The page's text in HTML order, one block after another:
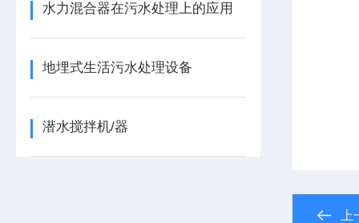
水力混合器在污水处理上的应用
地埋式生活污水处理设备
潜水搅拌机/器